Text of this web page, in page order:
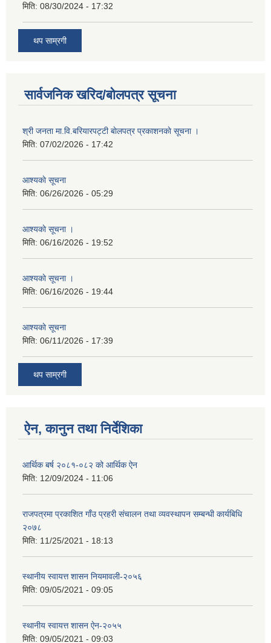
मिति: 08/30/2024 - 17:32
थप साम्रगी
सार्वजनिक खरिद/बोलपत्र सूचना
श्री जनता मा.वि.बरियारपट्टी बाेलपत्र प्रकाशनकाे सूचना ।
मिति: 07/02/2026 - 17:42
आश्यकाे सूचना
मिति: 06/26/2026 - 05:29
आश्यकाे सूचना ।
मिति: 06/16/2026 - 19:52
आश्यकाे सूचना ।
मिति: 06/16/2026 - 19:44
आश्यकाे सूचना
मिति: 06/11/2026 - 17:39
थप साम्रगी
ऐन, कानुन तथा निर्देशिका
आर्थिक बर्ष २०८१-०८२ को आर्थिक ऐन
मिति: 12/09/2024 - 11:06
राजपत्रमा प्रकाशित गाँउ प्रहरी संचालन तथा व्यवस्थापन सम्बन्धी कार्यबिधि
२०७८
मिति: 11/25/2021 - 18:13
स्थानीय स्वायत्त शासन नियमावली-२०५६
मिति: 09/05/2021 - 09:05
स्थानीय स्वायत्त शासन ए‍ेन-२०५५
मिति: 09/05/2021 - 09:03